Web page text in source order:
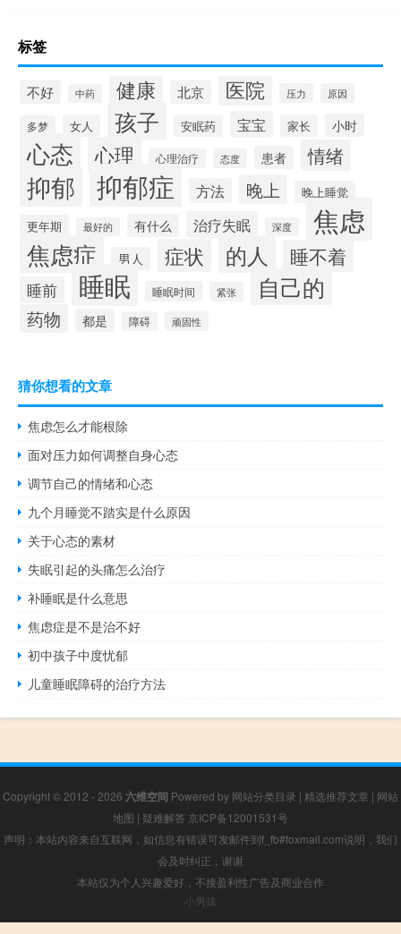
标签
不好 中药 健康 北京 医院 压力 原因
多梦 女人 孩子 安眠药 宝宝 家长 小时
心态 心理 心理治疗 态度 患者 情绪
抑郁 抑郁症 方法 晚上
晚上睡觉
更年期
最好的 有什么 治疗失眠 深度 焦虑
焦虑症 男人 症状 的人 睡不着
睡前 睡眠 睡眠时间 紧张 自己的
药物 都是 障碍 顽固性
猜你想看的文章
焦虑怎么才能根除
面对压力如何调整自身心态
调节自己的情绪和心态
九个月睡觉不踏实是什么原因
关于心态的素材
失眠引起的头痛怎么治疗
补睡眠是什么意思
焦虑症是不是治不好
初中孩子中度忧郁
儿童睡眠障碍的治疗方法
Copyright © 2012 - 2026 六维空间 Powered by 网站分类目录 | 精选推荐文章 | 网站
地图 | 疑难解答 京ICP备12001531号
声明：本站内容来自互联网，如信息有错误可发邮件到f_fb#foxmail.com说明，我们
会及时纠正，谢谢
本站仅为个人兴趣爱好，不接盈利性广告及商业合作
小男孩